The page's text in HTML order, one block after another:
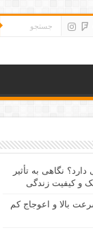
نگاهی به تأثیر
و کیفیت زندگی
بالا و اعوجاج کم